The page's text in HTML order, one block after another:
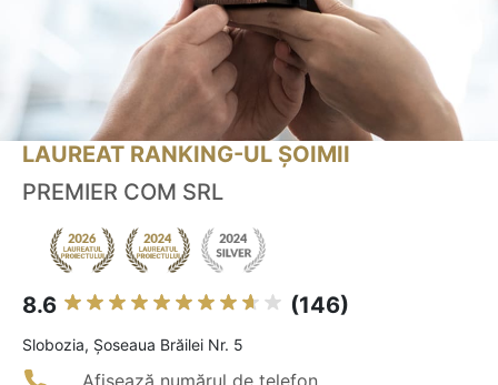
LAUREAT RANKING-UL ȘOIMII
PREMIER COM SRL
8.6 (146)
Slobozia, Șoseaua Brăilei Nr. 5